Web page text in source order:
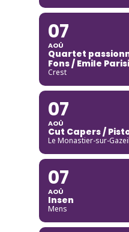
07
AOÛ
Quartet
Fons / Emile
Crest
07
AOÛ
Cut Capers /
Le Monastier-sur-
07
AOÛ
Insen
Mens